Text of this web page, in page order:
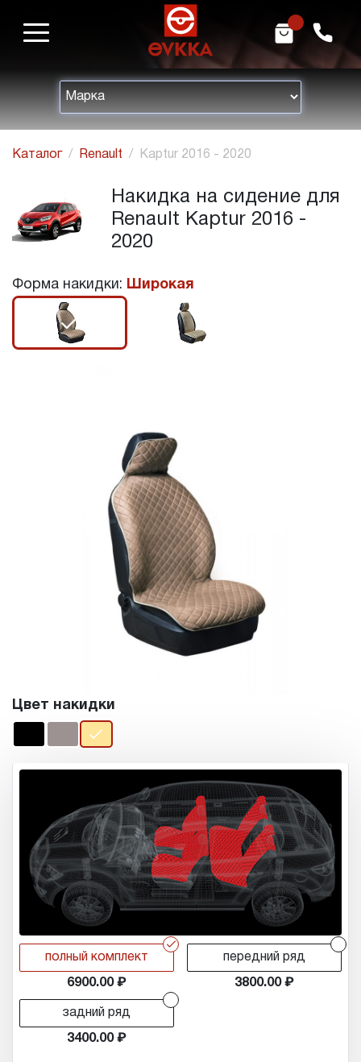
h m
Каталог Renault Kaptur 2016 - 2020
Накидка на сидение для
Renault Kaptur 2016 -
2020
Форма накидки: Широкая
r
Цвет накидки
r
полный комплект
6900.00
передний ряд
3800.00
задний ряд
3400.00